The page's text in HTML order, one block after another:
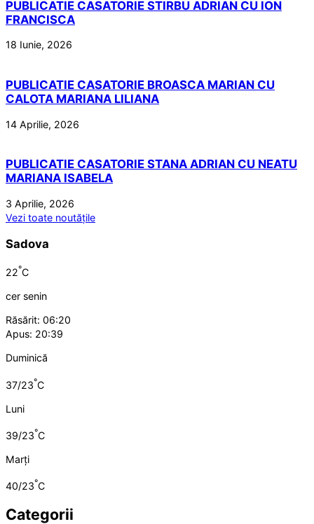
PUBLICATIE CASATORIE STIRBU ADRIAN CU ION
FRANCISCA
18 Iunie, 2026
PUBLICATIE CASATORIE BROASCA MARIAN CU
CALOTA MARIANA LILIANA
14 Aprilie, 2026
PUBLICATIE CASATORIE STANA ADRIAN CU NEATU
MARIANA ISABELA
3 Aprilie, 2026
Vezi toate noutățile
Sadova
22°C
cer senin
Răsărit: 06:20
Apus: 20:39
Duminică
37/23°C
Luni
39/23°C
Marți
40/23°C
Categorii